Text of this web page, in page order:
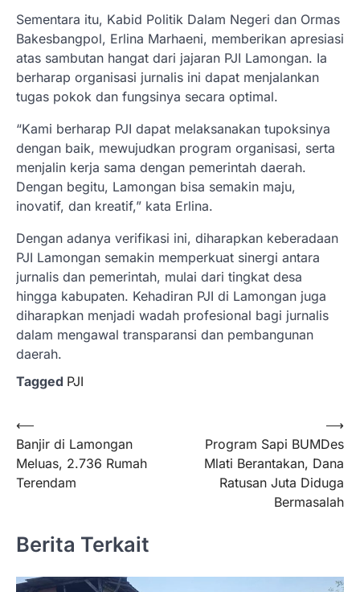
Sementara itu, Kabid Politik Dalam Negeri dan Ormas
Bakesbangpol, Erlina Marhaeni, memberikan apresiasi
atas sambutan hangat dari jajaran PJI Lamongan. Ia
berharap organisasi jurnalis ini dapat menjalankan
tugas pokok dan fungsinya secara optimal.
“Kami berharap PJI dapat melaksanakan tupoksinya
dengan baik, mewujudkan program organisasi, serta
menjalin kerja sama dengan pemerintah daerah.
Dengan begitu, Lamongan bisa semakin maju,
inovatif, dan kreatif,” kata Erlina.
Dengan adanya verifikasi ini, diharapkan keberadaan
PJI Lamongan semakin memperkuat sinergi antara
jurnalis dan pemerintah, mulai dari tingkat desa
hingga kabupaten. Kehadiran PJI di Lamongan juga
diharapkan menjadi wadah profesional bagi jurnalis
dalam mengawal transparansi dan pembangunan
daerah.
Tagged PJI
Navigasi
pos
⟵
Banjir di Lamongan
Meluas, 2.736 Rumah
Terendam
Program Sapi BUMDes
Mlati Berantakan, Dana
Ratusan Juta Diduga
Bermasalah
⟶
Berita Terkait